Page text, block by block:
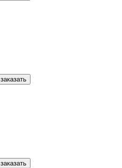
заказать
заказать